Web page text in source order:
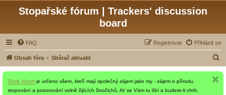
Stopařské fórum | Trackers' discussion
board
FAQ Přihlásit se
Registrovat
Obsah fóra Sběrač aktualit
Tohle fórum je určeno všem, kteří mají společný zájem jako my - zájem o přírodu,
stopování a pozorování volně žijících živočichů. Ať se Vám tu líbí a budete-li chtít,